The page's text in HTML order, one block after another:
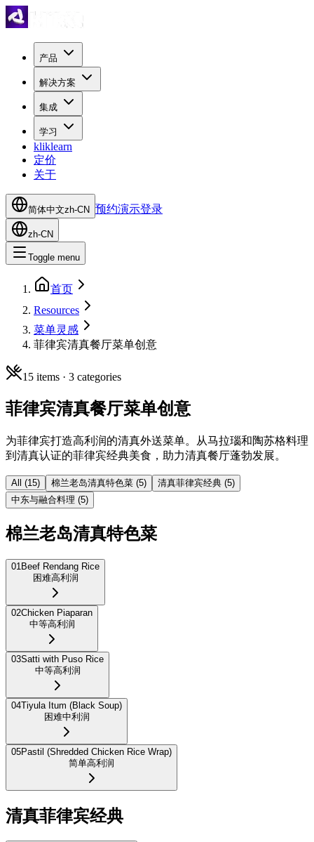
产品
解决方案
集成
学习
kliklearn
定价
关于
简体中文zh-CN 预约演示登录
zh-CN
Toggle menu
首页
Resources
菜单灵感
菲律宾清真餐厅菜单创意
15 items · 3 categories
菲律宾清真餐厅菜单创意
为菲律宾打造高利润的清真外送菜单。从马拉瑙和陶苏格料理
到清真认证的菲律宾经典美食，助力清真餐厅蓬勃发展。
All (15) 棉兰老岛清真特色菜 (5) 清真菲律宾经典 (5)
中东与融合料理 (5)
棉兰老岛清真特色菜
01 Beef Rendang Rice
困难高利润
02Chicken Piaparan
中等高利润
03Satti with Puso Rice
中等高利润
04Tiyula Itum (Black Soup)
困难中利润
05Pastil (Shredded Chicken Rice Wrap)
简单高利润
清真菲律宾经典